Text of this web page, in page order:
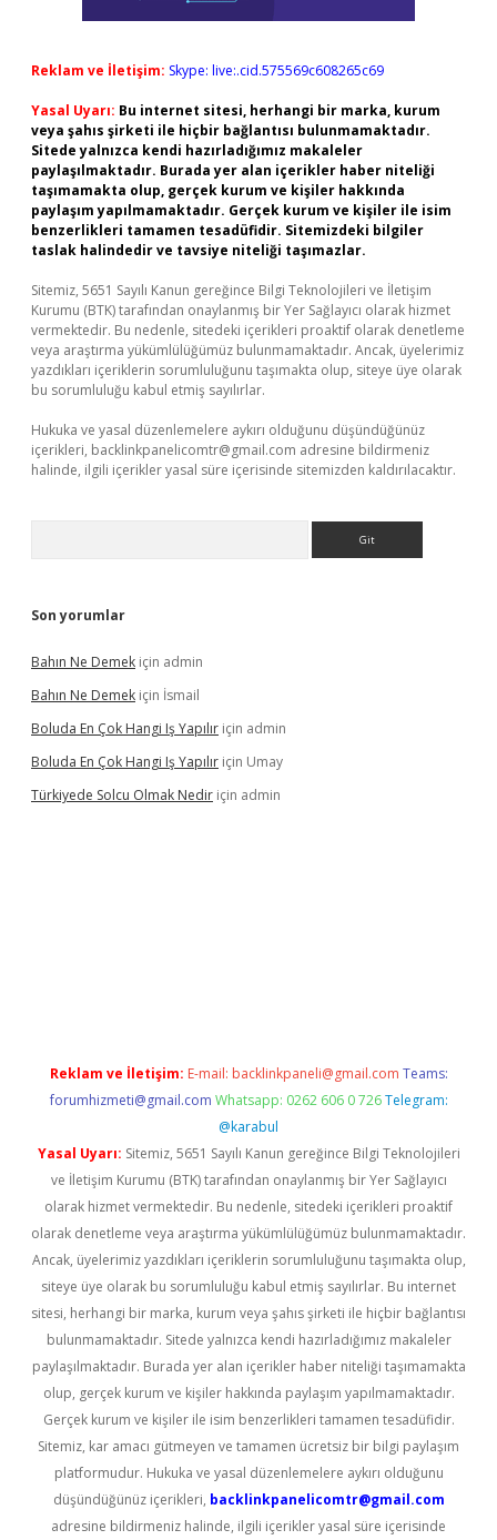
Reklam ve İletişim: Skype: live:.cid.575569c608265c69
Yasal Uyarı: Bu internet sitesi, herhangi bir marka, kurum
veya şahıs şirketi ile hiçbir bağlantısı bulunmamaktadır.
Sitede yalnızca kendi hazırladığımız makaleler
paylaşılmaktadır. Burada yer alan içerikler haber niteliği
taşımamakta olup, gerçek kurum ve kişiler hakkında
paylaşım yapılmamaktadır. Gerçek kurum ve kişiler ile isim
benzerlikleri tamamen tesadüfidir. Sitemizdeki bilgiler
taslak halindedir ve tavsiye niteliği taşımazlar.
Sitemiz, 5651 Sayılı Kanun gereğince Bilgi Teknolojileri ve İletişim
Kurumu (BTK) tarafından onaylanmış bir Yer Sağlayıcı olarak hizmet
vermektedir. Bu nedenle, sitedeki içerikleri proaktif olarak denetleme
veya araştırma yükümlülüğümüz bulunmamaktadır. Ancak, üyelerimiz
yazdıkları içeriklerin sorumluluğunu taşımakta olup, siteye üye olarak
bu sorumluluğu kabul etmiş sayılırlar.
Hukuka ve yasal düzenlemelere aykırı olduğunu düşündüğünüz
içerikleri, backlinkpanelicomtr@gmail.com adresine bildirmeniz
halinde, ilgili içerikler yasal süre içerisinde sitemizden kaldırılacaktır.
Son yorumlar
Bahın Ne Demek için admin
Bahın Ne Demek için İsmail
Boluda En Çok Hangi Iş Yapılır için admin
Boluda En Çok Hangi Iş Yapılır için Umay
Türkiyede Solcu Olmak Nedir için admin
Reklam ve İletişim: E-mail: backlinkpaneli@gmail.com Teams:
forumhizmeti@gmail.com Whatsapp: 0262 606 0 726 Telegram:
@karabul
Yasal Uyarı: Sitemiz, 5651 Sayılı Kanun gereğince Bilgi Teknolojileri
ve İletişim Kurumu (BTK) tarafından onaylanmış bir Yer Sağlayıcı
olarak hizmet vermektedir. Bu nedenle, sitedeki içerikleri proaktif
olarak denetleme veya araştırma yükümlülüğümüz bulunmamaktadır.
Ancak, üyelerimiz yazdıkları içeriklerin sorumluluğunu taşımakta olup,
siteye üye olarak bu sorumluluğu kabul etmiş sayılırlar. Bu internet
sitesi, herhangi bir marka, kurum veya şahıs şirketi ile hiçbir bağlantısı
bulunmamaktadır. Sitede yalnızca kendi hazırladığımız makaleler
paylaşılmaktadır. Burada yer alan içerikler haber niteliği taşımamakta
olup, gerçek kurum ve kişiler hakkında paylaşım yapılmamaktadır.
Gerçek kurum ve kişiler ile isim benzerlikleri tamamen tesadüfidir.
Sitemiz, kar amacı gütmeyen ve tamamen ücretsiz bir bilgi paylaşım
platformudur. Hukuka ve yasal düzenlemelere aykırı olduğunu
düşündüğünüz içerikleri, backlinkpanelicomtr@gmail.com
adresine bildirmeniz halinde, ilgili içerikler yasal süre içerisinde